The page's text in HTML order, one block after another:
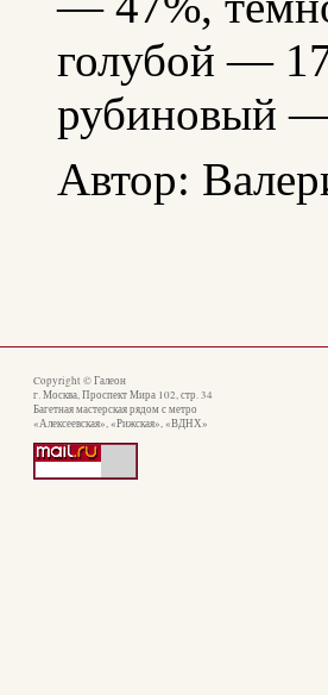
голубой —
рубиновый —
Автор:
Copyright © Галеон
г. Москва, Проспект Мира 102, стр. 34
Багетная мастерская рядом с метро
«Алексеевская», «Рижская», «ВДНХ»